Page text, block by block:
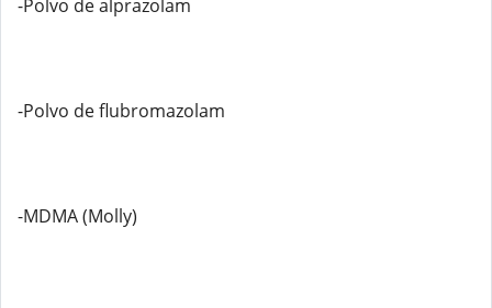
-Polvo de alprazolam
-Polvo de flubromazolam
-MDMA (Molly)